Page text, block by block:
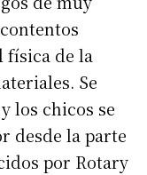
física de la
Se
los chicos se
desde la parte
por Rotary